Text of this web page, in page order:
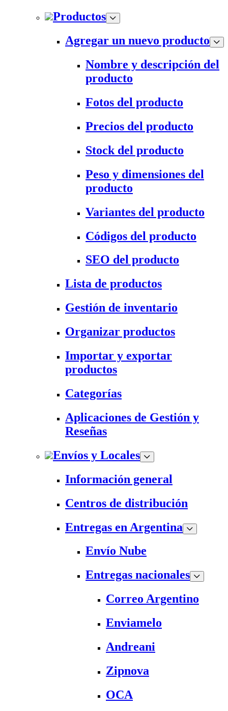
Productos
Agregar un nuevo producto
Nombre y descripción del
producto
Fotos del producto
Precios del producto
Stock del producto
Peso y dimensiones del
producto
Variantes del producto
Códigos del producto
SEO del producto
Lista de productos
Gestión de inventario
Organizar productos
Importar y exportar
productos
Categorías
Aplicaciones de Gestión y
Reseñas
Envíos y Locales
Información general
Centros de distribución
Entregas en Argentina
Envío Nube
Entregas nacionales
Correo Argentino
Enviamelo
Andreani
Zipnova
OCA